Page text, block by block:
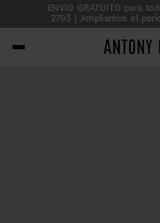
ENVÍO GRATUITO para
270$ | Ampliamos el